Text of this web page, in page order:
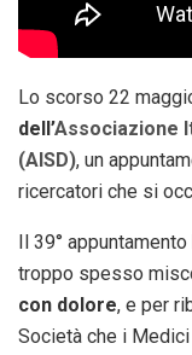
Lo scorso 22
dell’Associazione
(AISD), un
ricercatori che si
Il 39°
troppo spesso
con dolore, e per
Società che i